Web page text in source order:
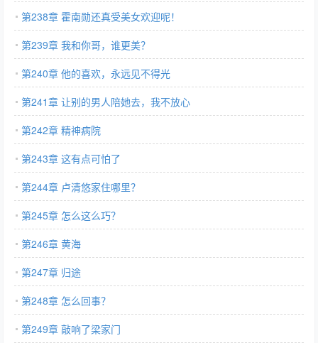
第238章 霍南勋还真受美女欢迎呢！
第239章 我和你哥，谁更美？
第240章 他的喜欢，永远见不得光
第241章 让别的男人陪她去，我不放心
第242章 精神病院
第243章 这有点可怕了
第244章 卢清悠家住哪里？
第245章 怎么这么巧？
第246章 黄海
第247章 归途
第248章 怎么回事？
第249章 敲响了梁家门